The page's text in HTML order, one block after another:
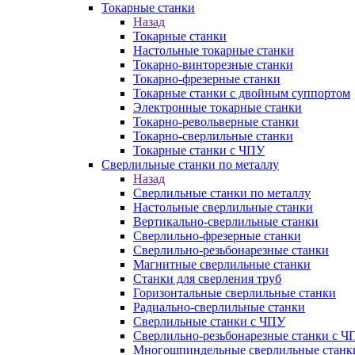
Токарные станки
Назад
Токарные станки
Настольные токарные станки
Токарно-винторезные станки
Токарно-фрезерные станки
Токарные станки с двойным суппортом
Электронные токарные станки
Токарно-револьверные станки
Токарно-сверлильные станки
Токарные станки с ЧПУ
Сверлильные станки по металлу
Назад
Сверлильные станки по металлу
Настольные сверлильные станки
Вертикально-сверлильные станки
Сверлильно-фрезерные станки
Сверлильно-резьбонарезные станки
Магнитные сверлильные станки
Станки для сверления труб
Горизонтальные сверлильные станки
Радиально-сверлильные станки
Сверлильные станки с ЧПУ
Сверлильно-резьбонарезные станки с
Многошпиндельные сверлильные